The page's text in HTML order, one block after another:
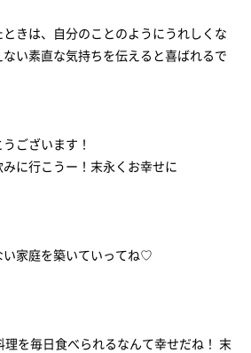
きは、自分のことのようにうれしくな
い素直な気持ちを伝えると喜ばれるで
ございます！
に行こうー！末永くお幸せに
い家庭を築いていってね♡
を毎日食べられるなんて幸せだね！ 末